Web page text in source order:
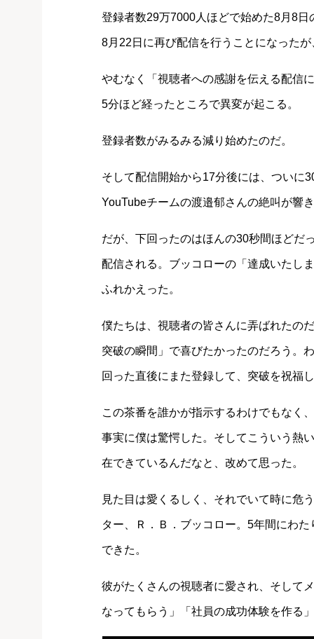
登録者数29万7000人ほどで始めた8月8
8月22日に再び配信を行うことになった
やむなく「視聴者への感謝を伝える配信
5分ほど経ったところで異変が起こる。
登録者数がみるみる減り始めたのだ。
そして配信開始から17分後には、ついに
YouTubeチームの渡邉郁さんの絶叫が響
だが、下回ったのはほんの30秒間ほどだ
配信される。ブッコローの「達成いたし
ふれかえった。
僕たちは、視聴者の皆さんに弄ばれたの
突破の瞬間」で喜びたかったのだろう。
回った直後にまた登録して、突破を祝福
この茶番を誰かが指示するわけでもなく
事実に僕は驚愕した。そしてこういう熱
在できているんだなと、改めて思った。
見た目は愛くるしく、それでいて時に危
ター、Ｒ．Ｂ．ブッコロー。5年間にわ
できた。
彼がたくさんの視聴者に愛され、そして
なってもらう」「社員の成功体験を作る